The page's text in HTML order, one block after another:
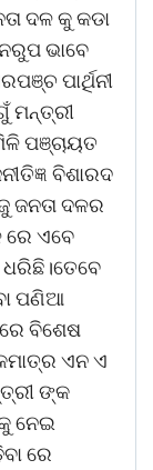
ଦଳ କୁ କଡା
ଭାବେ
ପାର୍ଥିନୀ
ମନ୍ତ୍ରୀ
ପଞ୍ଚାୟତ
ବିଶାରଦ
ଜନତା ଦଳର
ରେ ଏବେ
ଧରିଛି।ତେବେ
ପଣିଆ
ବିଶେଷ
ଏନ ଏ
ଙ୍କ
ନେଇ
ରେ